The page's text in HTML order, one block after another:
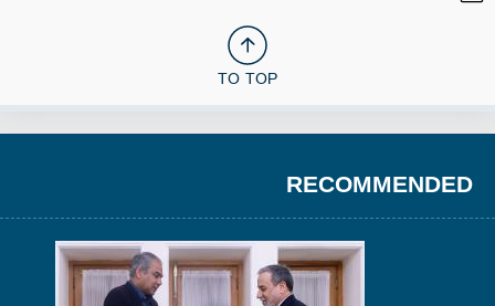
TO TOP
RECOMMENDED